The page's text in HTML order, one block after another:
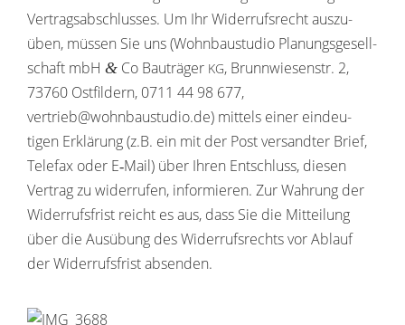
Vertrags­ab­schlusses. Um Ihr Wider­rufs­recht auszu­
üben, müssen Sie uns (Wohn­bau­studio Planungs­ge­sell­
schaft mbH & Co Bauträger KG, Brunn­wie­senstr. 2,
73760 Ostfil­dern, 0711 44 98 677,
vertrieb@wohnbaustudio.de) mittels einer eindeu­
tigen Erklä­rung (z.B. ein mit der Post versandter Brief,
Telefax oder E‑Mail) über Ihren Entschluss, diesen
Vertrag zu wider­rufen, infor­mieren. Zur Wahrung der
Wider­rufs­frist reicht es aus, dass Sie die Mittei­lung
über die Ausübung des Wider­rufs­rechts vor Ablauf
der Wider­rufs­frist absenden.